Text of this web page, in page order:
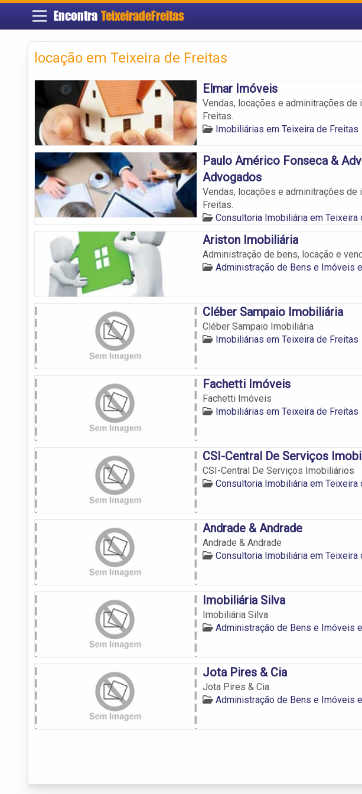
Encontra TeixeiradeFreitas
locação em Teixeira de Freitas
Elmar Imóveis
Vendas, locações e adminitrações
Freitas.
Imobiliárias em Teixeira de Freitas
Paulo Américo Fonseca &
Advogados
Vendas, locações e adminitrações
Freitas.
Consultoria Imobiliária em Teixeira
Ariston Imobiliária
Administração de bens, locação e
Administração de Bens e Imóveis
Cléber Sampaio Imobiliária
Cléber Sampaio Imobiliária
Imobiliárias em Teixeira de Freitas
Fachetti Imóveis
Fachetti Imóveis
Imobiliárias em Teixeira de Freitas
CSI-Central De Serviços
CSI-Central De Serviços Imobiliários
Consultoria Imobiliária em Teixeira
Andrade & Andrade
Andrade & Andrade
Consultoria Imobiliária em Teixeira
Imobiliária Silva
Imobiliária Silva
Administração de Bens e Imóveis
Jota Pires & Cia
Jota Pires & Cia
Administração de Bens e Imóveis